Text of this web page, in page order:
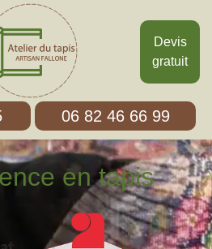
Devis
gratuit
06 82 46 66 99
en tapis